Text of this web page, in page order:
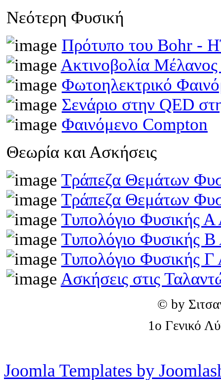
Νεότερη Φυσική
Πρότυπο του Bohr -
Ακτινοβολία
Φωτοηλεκτρικό
Σενάριο στην QED
Φαινόμενο Compton
Θεωρία και Ασκήσεις
Τράπεζα Θεμάτων
Τράπεζα Θεμάτων
Τυπολόγιο Φυσικής Α
Τυπολόγιο Φυσικής Β
Τυπολόγιο Φυσικής Γ
Ασκήσεις στις
© by
1o Γενικό
Joomla Templates by